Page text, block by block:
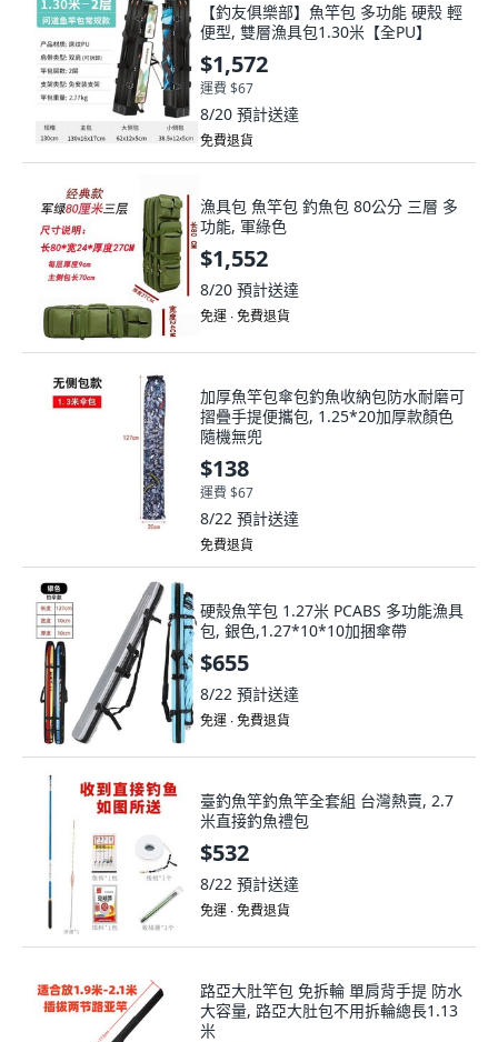
【釣友俱樂部】魚竿包 多功能 硬殼 輕
便型, 雙層漁具包1.30米【全PU】
$1,572
運費 $67
8/20 預計送達
免費退貨
漁具包 魚竿包 釣魚包 80公分 三層 多
功能, 軍綠色
$1,552
8/20 預計送達
免運 ∙ 免費退貨
加厚魚竿包傘包釣魚收納包防水耐磨可
摺疊手提便攜包, 1.25*20加厚款顏色
隨機無兜
$138
運費 $67
8/22 預計送達
免費退貨
硬殼魚竿包 1.27米 PCABS 多功能漁具
包, 銀色,1.27*10*10加捆傘帶
$655
8/22 預計送達
免運 ∙ 免費退貨
臺釣魚竿釣魚竿全套組 台灣熱賣, 2.7
米直接釣魚禮包
$532
8/22 預計送達
免運 ∙ 免費退貨
路亞大肚竿包 免拆輪 單肩背手提 防水
大容量, 路亞大肚包不用拆輪總長1.13
米